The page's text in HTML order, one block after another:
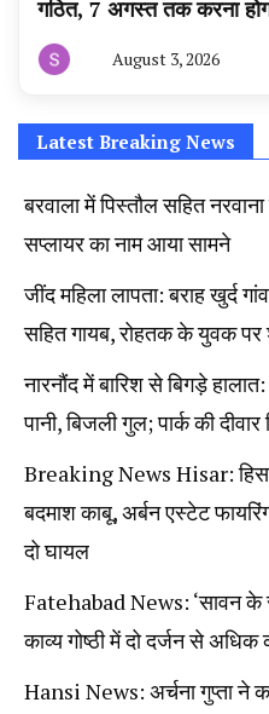
गठित, 7 अगस्त तक करना
टूडे
August 3, 2026
Latest Breaking News
बरवाला में पिस्तौल सहित
सप्लायर का नाम आया सामने
जींद महिला लापता: बराह खुर्द
सहित गायब, रोहतक के युवक
नारनौंद में बारिश से बिगड़े
पानी, बिजली गुल; पार्क की
Breaking News Hisar:
बदमाश काबू, अर्बन एस्टेट
दो घायल
Fatehabad News: ‘सावन के
काव्य गोष्ठी में दो दर्जन से अधिक
Hansi News: अर्चना गुप्ता ने